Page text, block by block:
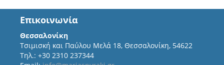
Επικοινωνία
Θεσσαλονίκη
Τσιμισκή και Παύλου Μελά 18, Θεσσαλονίκη, 54622
Τηλ.: +30 2310 237344